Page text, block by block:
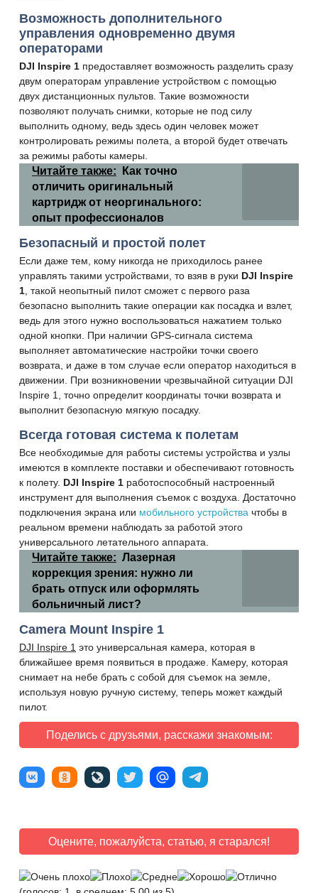
Возможность дополнительного
управления одновременно двумя
операторами
DJI Inspire 1 предоставляет возможность разделить сразу
двум операторам управление устройством с помощью
двух дистанционных пультов. Такие возможности
позволяют получать снимки, которые не под силу
выполнить одному, ведь здесь один человек может
контролировать режимы полета, а второй будет отвечать
за режимы работы камеры.
Читайте также:
Как точно
отличить оригинальный
картридж от неоргинального:
опыт профессионалов
Безопасный и простой полет
Если даже тем, кому никогда не приходилось ранее
управлять такими устройствами, то взяв в руки DJI Inspire
1 , такой неопытный пилот сможет с первого раза
безопасно выполнить такие операции как посадка и взлет,
ведь для этого нужно воспользоваться нажатием только
одной кнопки. При наличии GPS-сигнала система
выполняет автоматические настройки точки своего
возврата, и даже в том случае если оператор находиться в
движении. При возникновении чрезвычайной ситуации DJI
Inspire 1, точно определит координаты точки возврата и
выполнит безопасную мягкую посадку.
Всегда готовая система к полетам
Все необходимые для работы системы устройства и узлы
имеются в комплекте поставки и обеспечивают готовность
к полету. DJI Inspire 1 работоспособный настроенный
инструмент для выполнения съемок с воздуха. Достаточно
подключения экрана или мобильного устройства чтобы в
реальном времени наблюдать за работой этого
универсального летательного аппарата.
Читайте также: Лазерная
коррекция зрения: нужно ли
брать отпуск или оформлять
больничный лист?
Camera Mount Inspire 1
DJI Inspire 1 это универсальная камера, которая в
ближайшее время появиться в продаже. Камеру, которая
снимает на небе брать с собой для съемок на земле,
используя новую ручную систему, теперь может каждый
пилот.
Поделись с друзьями, расскажи знакомым:
Оцените, пожалуйста, статью, я старался!